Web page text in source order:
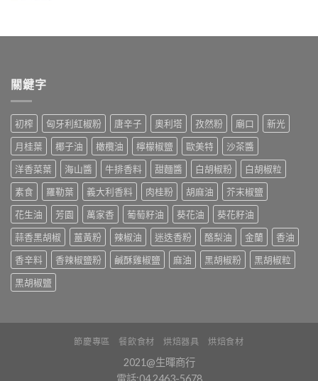
關鍵字
初榨 匈牙利紅椒粉 唐辛子 奧利塔 孜然粉 廟口
新光
月桂葉
椰子油 橄欖油 檸檬椒鹽 歐美特
沙茶醬
洋香菜葉
海山醬 牛排香料 甜麵醬 白胡椒粉
白胡椒粒
素食
羅勒葉 義大利香料 肉桂粉 胡麻油
芥末椒鹽
花生油
芳園 萬家香 葡萄籽油 葵花油
葵花籽油
蒜香黑胡椒
薑黃粉 辣椒油 迷迭香粉 酪梨油 金蘭
香油
香辛料
香辣椒鹽粉 鹹酥雞椒鹽 麻油 黑胡椒粉
黑胡椒粒
黑胡椒鹽
節慶專區 餐飲食材 烘焙器具 烘焙食材
2021@生暉商行